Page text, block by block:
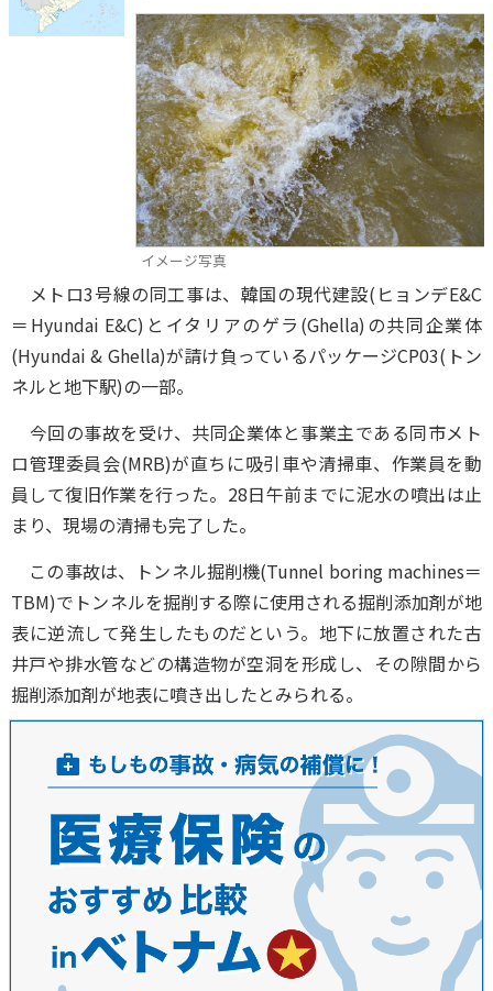
イメージ写真
メトロ3号線の同工事は、韓国の現代建設(ヒョンデE&C
＝Hyundai E&C)とイタリアのゲラ(Ghella)の共同企業体
(Hyundai & Ghella)が請け負っているパッケージCP03(トン
ネルと地下駅)の一部。
今回の事故を受け、共同企業体と事業主である同市メト
ロ管理委員会(MRB)が直ちに吸引車や清掃車、作業員を動
員して復旧作業を行った。28日午前までに泥水の噴出は止
まり、現場の清掃も完了した。
この事故は、トンネル掘削機(Tunnel boring machines＝
TBM)でトンネルを掘削する際に使用される掘削添加剤が地
表に逆流して発生したものだという。地下に放置された古
井戸や排水管などの構造物が空洞を形成し、その隙間から
掘削添加剤が地表に噴き出したとみられる。